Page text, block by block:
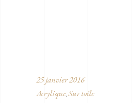
25 janvier 2016
Acrylique, Sur toile